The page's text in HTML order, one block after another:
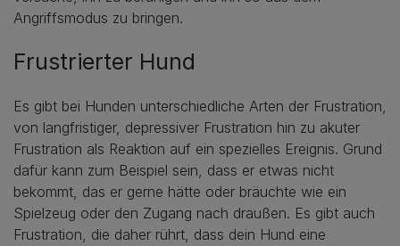
Angriffsmodus zu bringen.
Frustrierter Hund
Es gibt bei Hunden unterschiedliche Arten der Frustration,
von langfristiger, depressiver Frustration hin zu akuter
Frustration als Reaktion auf ein spezielles Ereignis. Grund
dafür kann zum Beispiel sein, dass er etwas nicht
bekommt, das er gerne hätte oder bräuchte wie ein
Spielzeug oder den Zugang nach draußen. Es gibt auch
Frustration, die daher rührt, dass dein Hund eine